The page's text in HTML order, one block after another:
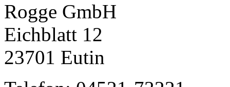
Rogge GmbH
Eichblatt 12
23701 Eutin